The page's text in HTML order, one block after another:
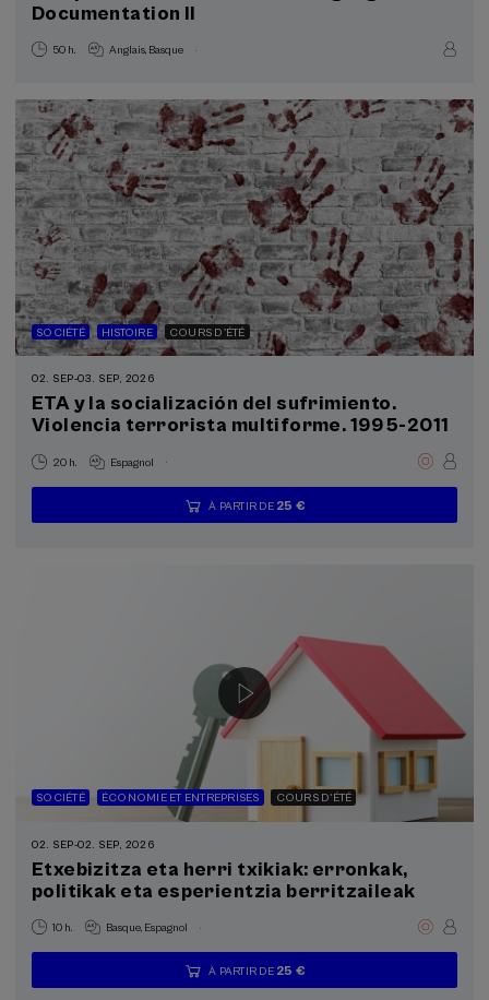
Documentation II
50 h. Anglais Basque
.
SOCIÉTÉ HISTOIRE COURS D'ÉTÉ
02. SEP-03. SEP, 2026
ETA y la socialización del sufrimiento.
Violencia terrorista multiforme. 1995-2011
20 h. Espagnol .
...
À PARTIR DE 25 €
Dernières
places
Gratuit
Date
passée
Liste
d'attente
Période
d'inscription
SOCIÉTÉ ÉCONOMIE ET ENTREPRISES COURS D'ÉTÉ
02. SEP-02. SEP, 2026
Etxebizitza eta herri txikiak: erronkak,
politikak eta esperientzia berritzaileak
10 h. Basque Espagnol .
...
À PARTIR DE 25 €
Dernières
places
Gratuit
Date
passée
Liste
d'attente
Période
d'inscription